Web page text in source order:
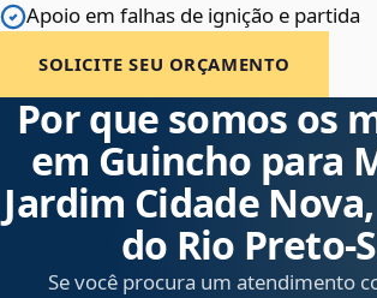
Apoio em falhas de ignição e partida
SOLICITE SEU ORÇAMENTO
Por que somos os
em Guincho para
Jardim Cidade Nova,
do Rio
Se você procura um atendimento